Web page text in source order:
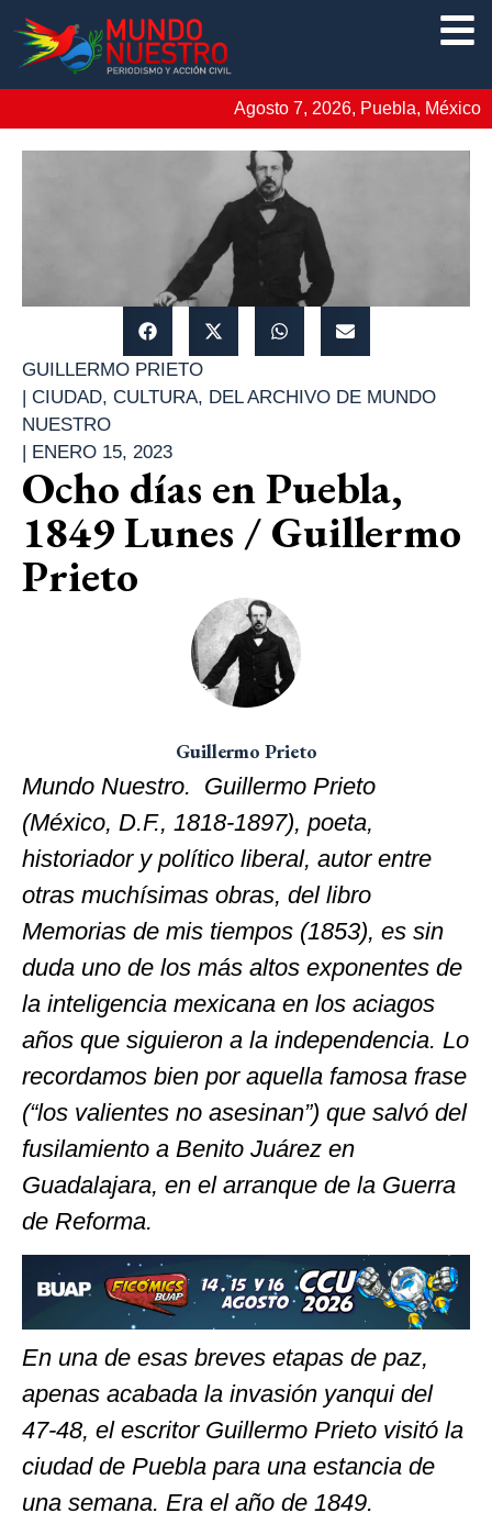
Agosto 7, 2026, Puebla, México
GUILLERMO PRIETO
| CIUDAD, CULTURA, DEL ARCHIVO DE MUNDO
NUESTRO
| ENERO 15, 2023
Ocho días en Puebla,
1849 Lunes / Guillermo
Prieto
Guillermo Prieto
Mundo Nuestro. Guillermo Prieto
(México, D.F., 1818-1897), poeta,
historiador y político liberal, autor entre
otras muchísimas obras, del libro
Memorias de mis tiempos (1853), es sin
duda uno de los más altos exponentes de
la inteligencia mexicana en los aciagos
años que siguieron a la independencia. Lo
recordamos bien por aquella famosa frase
(“los valientes no asesinan”) que salvó del
fusilamiento a Benito Juárez en
Guadalajara, en el arranque de la Guerra
de Reforma.
En una de esas breves etapas de paz,
apenas acabada la invasión yanqui del
47-48, el escritor Guillermo Prieto visitó la
ciudad de Puebla para una estancia de
una semana. Era el año de 1849.